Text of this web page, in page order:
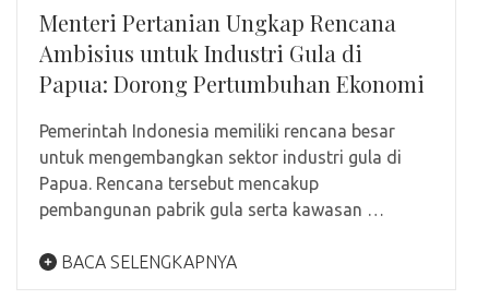
Menteri Pertanian Ungkap Rencana
Ambisius untuk Industri Gula di
Papua: Dorong Pertumbuhan Ekonomi
Pemerintah Indonesia memiliki rencana besar
untuk mengembangkan sektor industri gula di
Papua. Rencana tersebut mencakup
pembangunan pabrik gula serta kawasan …
BACA SELENGKAPNYA